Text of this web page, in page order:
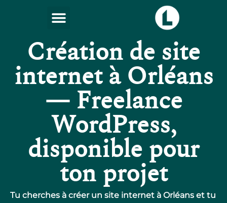
Création de site
internet à Orléans
— Freelance
WordPress,
disponible pour
ton projet
Tu cherches à créer un site internet à Orléans et tu